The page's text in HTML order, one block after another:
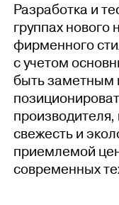
Разработка и
группах нового
фирменного
с учетом
быть заметным
свежесть и
приемлемой
современных